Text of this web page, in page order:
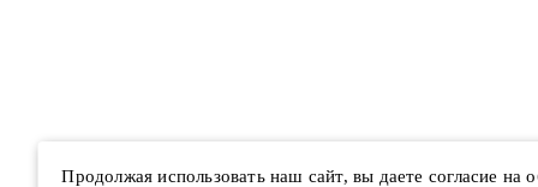
Продолжая использовать наш сайт, вы даете согласие на